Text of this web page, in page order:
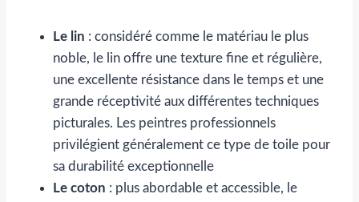
Le lin : considéré comme le matériau le plus
noble, le lin offre une texture fine et régulière,
une excellente résistance dans le temps et une
grande réceptivité aux différentes techniques
picturales. Les peintres professionnels
privilégient généralement ce type de toile pour
sa durabilité exceptionnelle
Le coton : plus abordable et accessible, le